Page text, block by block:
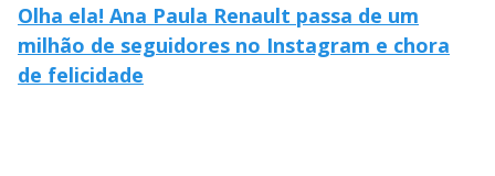
Olha ela! Ana Paula Renault passa de um
milhão de seguidores no Instagram e chora
de felicidade